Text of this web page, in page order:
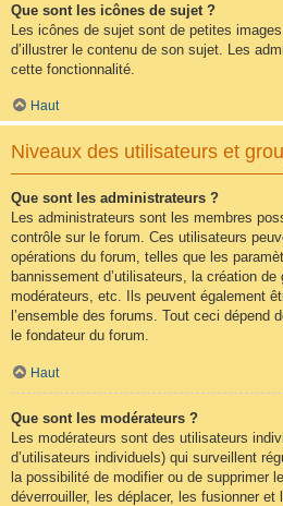
Que sont les icônes de sujet ?
Les icônes de sujet sont de petites
d’illustrer le contenu de son sujet. Les
cette fonctionnalité.
Haut
Niveaux des utilisateurs et
Que sont les administrateurs ?
Les administrateurs sont les membres
contrôle sur le forum. Ces utilisateurs
opérations du forum, telles que les
bannissement d’utilisateurs, la création de
modérateurs, etc. Ils peuvent également
l’ensemble des forums. Tout ceci dépend
le fondateur du forum.
Haut
Que sont les modérateurs ?
Les modérateurs sont des utilisateurs
d’utilisateurs individuels) qui surveillent
la possibilité de modifier ou de supprimer
déverrouiller, les déplacer, les fusionner et